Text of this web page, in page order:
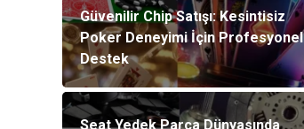
Güvenilir Chip Satışı: Kesintisiz
Poker Deneyimi İçin Profesyonel
Destek
Seat Yedek Parça Dünyasında